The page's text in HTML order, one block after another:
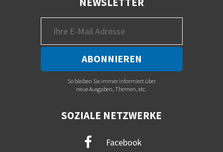
So bleiben Sie immer informiert über
neue Ausgaben, Themen, etc.
SOZIALE NETZWERKE
Facebook